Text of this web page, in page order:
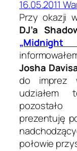
Przy okazji
DJ’a
Josha
do imprez
udziałem
prezentuję
połowie